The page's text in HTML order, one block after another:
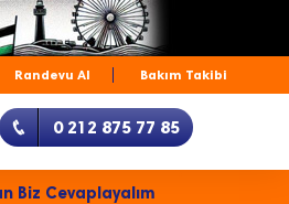
Randevu Al Bakım Takibi
0 212 875 77 85
Biz Cevaplayalım